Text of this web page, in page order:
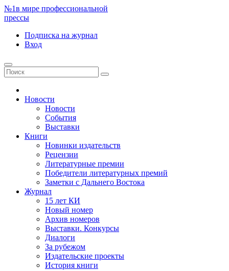
№1в мире профессиональной
прессы
Подписка на журнал
Вход
Новости
Новости
События
Выставки
Книги
Новинки издательств
Рецензии
Литературные премии
Победители литературных премий
Заметки с Дальнего Востока
Журнал
15 лет КИ
Новый номер
Архив номеров
Выставки. Конкурсы
Диалоги
За рубежом
Издательские проекты
История книги